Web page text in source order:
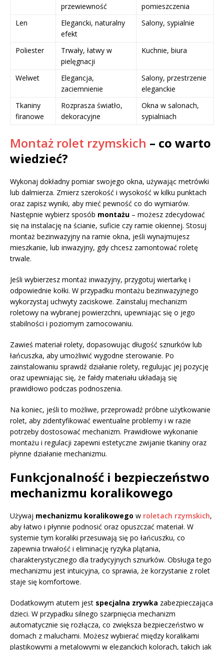
przewiewność
pomieszczenia
Len
Elegancki, naturalny
efekt
Salony, sypialnie
Poliester
Trwały, łatwy w
pielęgnacji
Kuchnie, biura
Welwet
Elegancja,
zaciemnienie
Salony, przestrzenie
eleganckie
Tkaniny
firanowe
Rozprasza światło,
dekoracyjne
Okna w salonach,
sypialniach
Montaż rolet rzymskich – co warto
wiedzieć?
Wykonaj dokładny pomiar swojego okna, używając metrówki
lub dalmierza. Zmierz szerokość i wysokość w kilku punktach
oraz zapisz wyniki, aby mieć pewność co do wymiarów.
Następnie wybierz sposób montażu – możesz zdecydować
się na instalację na ścianie, suficie czy ramie okiennej. Stosuj
montaż bezinwazyjny na ramie okna, jeśli wynajmujesz
mieszkanie, lub inwazyjny, gdy chcesz zamontować roletę
trwale.
Jeśli wybierzesz montaż inwazyjny, przygotuj wiertarkę i
odpowiednie kołki. W przypadku montażu bezinwazyjnego
wykorzystaj uchwyty zaciskowe. Zainstaluj mechanizm
roletowy na wybranej powierzchni, upewniając się o jego
stabilności i poziomym zamocowaniu.
Zawieś materiał rolety, dopasowując długość sznurków lub
łańcuszka, aby umożliwić wygodne sterowanie. Po
zainstalowaniu sprawdź działanie rolety, regulując jej pozycję
oraz upewniając się, że fałdy materiału układają się
prawidłowo podczas podnoszenia.
Na koniec, jeśli to możliwe, przeprowadź próbne użytkowanie
rolet, aby zidentyfikować ewentualne problemy i w razie
potrzeby dostosować mechanizm. Prawidłowe wykonanie
montażu i regulacji zapewni estetyczne zwijanie tkaniny oraz
płynne działanie mechanizmu.
Funkcjonalność i bezpieczeństwo
mechanizmu koralikowego
Używaj mechanizmu koralikowego w roletach rzymskich,
aby łatwo i płynnie podnosić oraz opuszczać materiał. W
systemie tym koraliki przesuwają się po łańcuszku, co
zapewnia trwałość i eliminację ryzyka plątania,
charakterystycznego dla tradycyjnych sznurków. Obsługa tego
mechanizmu jest intuicyjna, co sprawia, że korzystanie z rolet
staje się komfortowe.
Dodatkowym atutem jest specjalna zrywka zabezpieczająca
dzieci. W przypadku silnego szarpnięcia mechanizm
automatycznie się rozłącza, co zwiększa bezpieczeństwo w
domach z maluchami. Możesz wybierać między koralikami
plastikowymi a metalowymi w eleganckich kolorach, takich jak